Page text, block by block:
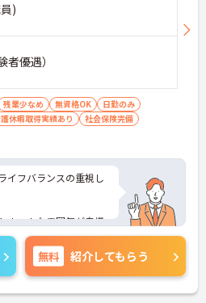
)
優遇）
残業少なめ 無資格OK
日勤のみ
休暇取得実績あり
社会保険完備
イフバランスの重視し
ホームな雰囲気が自慢
ポイントなど、詳細を
にご相談ください。
無料 紹介してもらう